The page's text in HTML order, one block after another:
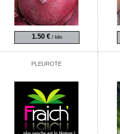
1.50 €/ kilo
PLEUROTE